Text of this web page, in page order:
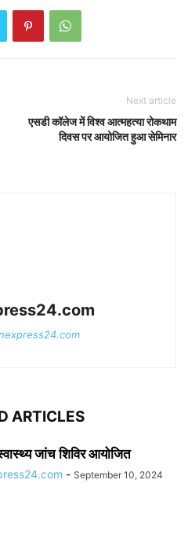
Next article
एसडी कॉलेज में विश्व आत्महत्या रोकथाम
दिवस पर आयोजित हुआ सेमिनार
ARTICLES
जांच शिविर आयोजित
- September 10, 2024